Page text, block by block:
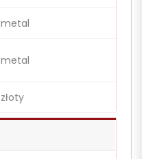
metal
metal
złoty